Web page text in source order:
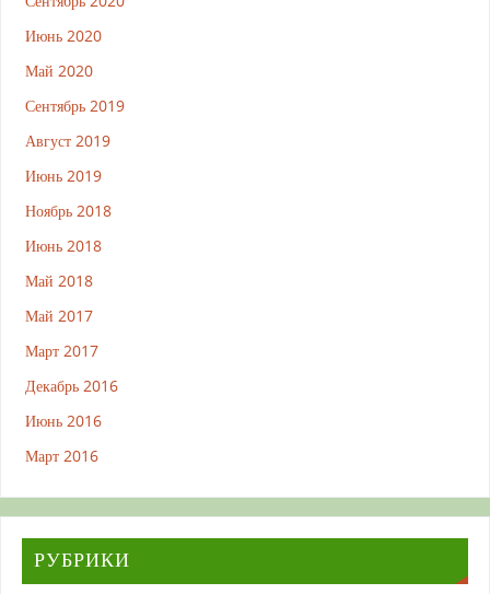
Июнь 2020
Май 2020
Сентябрь 2019
Август 2019
Июнь 2019
Ноябрь 2018
Июнь 2018
Май 2018
Май 2017
Март 2017
Декабрь 2016
Июнь 2016
Март 2016
РУБРИКИ